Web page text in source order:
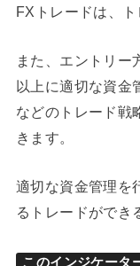
FXトレードは、ト
また、エントリー
以上に適切な資金
などのトレード戦
きます。
適切な資金管理を
るトレードができ
このインジケータ